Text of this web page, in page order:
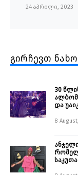
24 აპრილი, 2023
გირჩევთ
30
და
8